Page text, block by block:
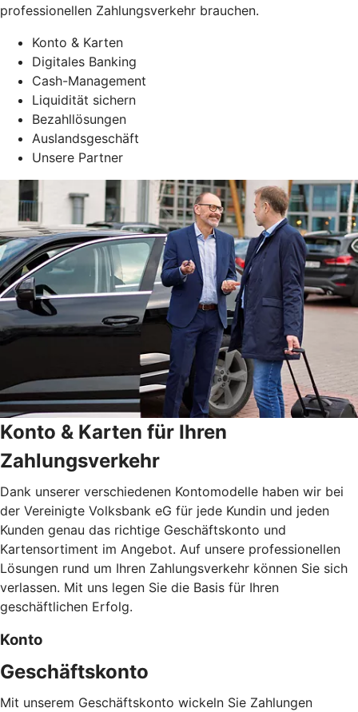
professionellen Zahlungsverkehr brauchen.
Konto & Karten
Digitales Banking
Cash-Management
Liquidität sichern
Bezahllösungen
Auslandsgeschäft
Unsere Partner
Konto & Karten für Ihren
Zahlungsverkehr
Dank unserer verschiedenen Kontomodelle haben wir bei
der Vereinigte Volksbank eG für jede Kundin und jeden
Kunden genau das richtige Geschäftskonto und
Kartensortiment im Angebot. Auf unsere professionellen
Lösungen rund um Ihren Zahlungsverkehr können Sie sich
verlassen. Mit uns legen Sie die Basis für Ihren
geschäftlichen Erfolg.
Konto
Geschäftskonto
Mit unserem Geschäftskonto wickeln Sie Zahlungen